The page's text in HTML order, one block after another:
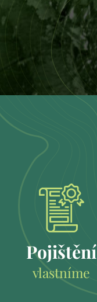
Pojištění
vlastníme